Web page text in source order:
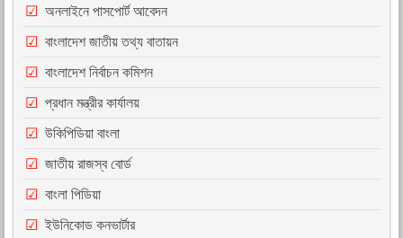
অনলাইনে পাসপোর্ট আবেদন
বাংলাদেশ জাতীয় তথ্য বাতায়ন
বাংলাদেশ নির্বাচন কমিশন
প্রধান মন্ত্রীর কার্যালয়
উকিপিডিয়া বাংলা
জাতীয় রাজস্ব বোর্ড
বাংলা পিডিয়া
ইউনিকোড কনভার্টার